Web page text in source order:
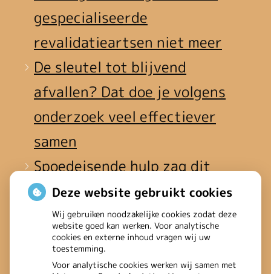
gespecialiseerde
revalidatieartsen niet meer
De sleutel tot blijvend
afvallen? Dat doe je volgens
onderzoek veel effectiever
samen
Spoedeisende hulp zag dit
weekend meer mensen met
heup- en polsbreuken
binnenkomen
Een recept voor een wandeling:
Deze website gebruikt cookies
Wij gebruiken noodzakelijke cookies zodat deze
website goed kan werken. Voor analytische
cookies en externe inhoud vragen wij uw
toestemming.
Voor analytische cookies werken wij samen met